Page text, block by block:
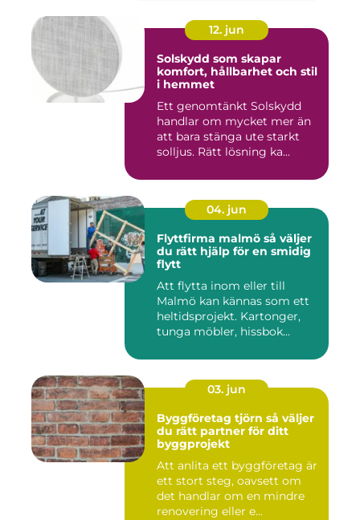
12. jun
Solskydd som skapar
komfort, hållbarhet och stil
i hemmet
Ett genomtänkt Solskydd
handlar om mycket mer än
att bara stänga ute starkt
solljus. Rätt lösning ka...
04. jun
Flyttfirma malmö så väljer
du rätt hjälp för en smidig
flytt
Att flytta inom eller till
Malmö kan kännas som ett
heltidsprojekt. Kartonger,
tunga möbler, hissbok...
03. jun
Byggföretag tjörn så väljer
du rätt partner för ditt
byggprojekt
Att anlita ett byggföretag är
ett stort steg, oavsett om
det handlar om en mindre
renovering eller e...